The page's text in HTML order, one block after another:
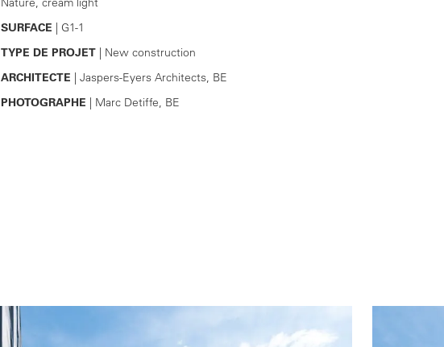
SURFACE | G1-1
TYPE DE PROJET| New construction
ARCHITECTE | Jaspers-Eyers Architects, BE
PHOTOGRAPHE | Marc Detiffe, BE